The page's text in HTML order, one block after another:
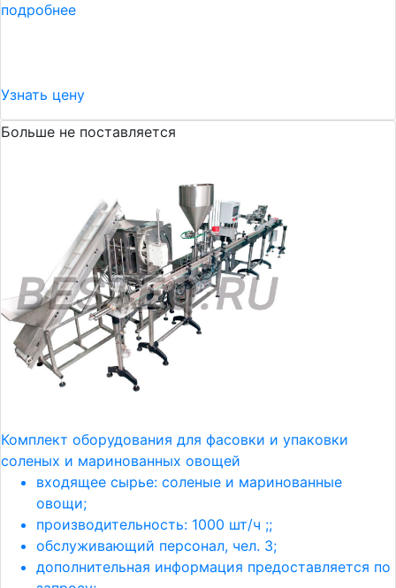
подробнее
Узнать цену
Больше не поставляется
Комплект оборудования для фасовки и упаковки
соленых и маринованных овощей
входящее сырье: соленые и маринованные
овощи;
производительность: 1000 шт/ч ;;
обслуживающий персонал, чел. 3;
дополнительная информация предоставляется по